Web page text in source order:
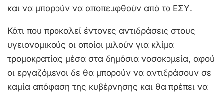
και να μπορούν να αποπεμφθούν από το ΕΣΥ.
Κάτι που προκαλεί έντονες αντιδράσεις στους
υγειονομικούς οι οποίοι μιλούν για κλίμα
τρομοκρατίας μέσα στα δημόσια νοσοκομεία, αφού
οι εργαζόμενοι δε θα μπορούν να αντιδράσουν σε
καμία απόφαση της κυβέρνησης και θα πρέπει να